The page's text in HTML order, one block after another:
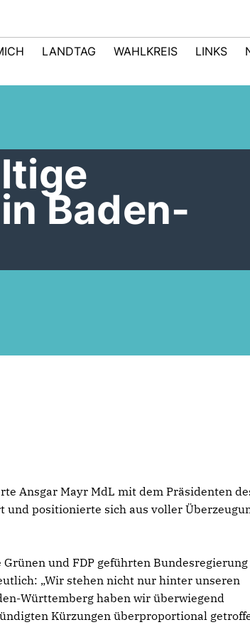
LANDTAG WAHLKREIS LINKS
Baden-
Ansgar Mayr MdL mit dem Präsidenten
positionierte sich aus voller
und FDP geführten
„Wir stehen nicht nur hinter unseren
Württemberg haben wir überwiegend
Kürzungen überproportional